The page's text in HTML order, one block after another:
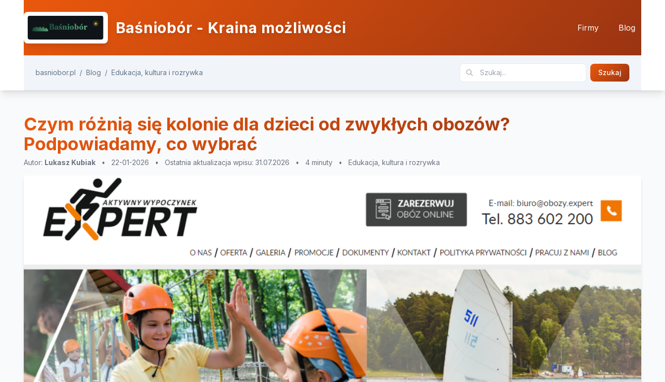
Baśniobór - Kraina możliwości Firmy Blog
basniobor.pl / Blog / Edukacja, kultura i rozrywka Szukaj
Czym różnią się kolonie dla dzieci od zwykłych obozów?
Podpowiadamy, co wybrać
Autor: Lukasz Kubiak • 22-01-2026 • Ostatnia aktualizacja wpisu: 31.07.2026 • 4 minuty • Edukacja, kultura i rozrywka